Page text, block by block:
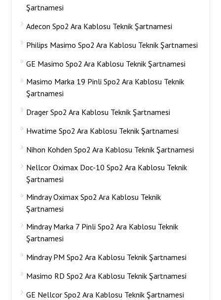
Şartnamesi
Adecon Spo2 Ara Kablosu Teknik Şartnamesi
Philips Masimo Spo2 Ara Kablosu Teknik Şartnamesi
GE Masimo Spo2 Ara Kablosu Teknik Şartnamesi
Masimo Marka 19 Pinli Spo2 Ara Kablosu Teknik
Şartnamesi
Drager Spo2 Ara Kablosu Teknik Şartnamesi
Hwatime Spo2 Ara Kablosu Teknik Şartnamesi
Nihon Kohden Spo2 Ara Kablosu Teknik Şartnamesi
Nellcor Oximax Doc-10 Spo2 Ara Kablosu Teknik
Şartnamesi
Mindray Oximax Spo2 Ara Kablosu Teknik
Şartnamesi
Mindray Marka 7 Pinli Spo2 Ara Kablosu Teknik
Şartnamesi
Mindray PM Spo2 Ara Kablosu Teknik Şartnamesi
Masimo RD Spo2 Ara Kablosu Teknik Şartnamesi
GE Nellcor Spo2 Ara Kablosu Teknik Şartnamesi